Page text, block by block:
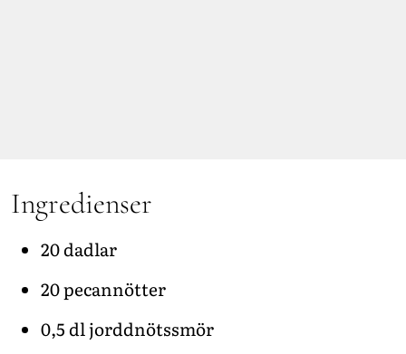
Ingredienser
20 dadlar
20 pecannötter
0,5 dl jorddnötssmör